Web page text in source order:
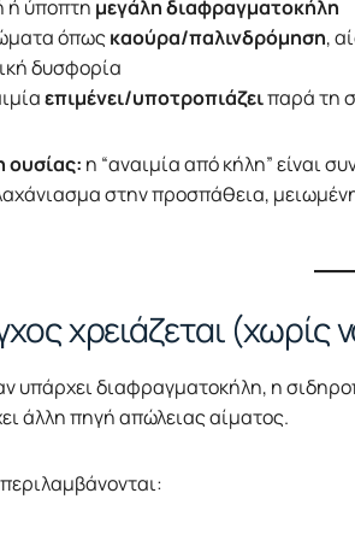
ή ύποπτη μεγάλη διαφραγματοκήλη
όπωςκαούρα/παλινδρόμηση,
δυσφορία
επιμένει/υποτροπιάζειπαρά τη
ουσίας: η “αναιμία από κήλη” είναι
στην προσπάθεια,
χρειάζεται
υπάρχει διαφραγματοκήλη, η
άλλη πηγή απώλειας αίματος.